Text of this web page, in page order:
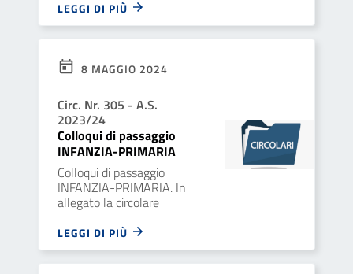
LEGGI DI PIÙ
8 MAGGIO 2024
Circ. Nr. 305 - A.S.
2023/24
Colloqui di passaggio
INFANZIA-PRIMARIA
Colloqui di passaggio
INFANZIA-PRIMARIA. In
allegato la circolare
LEGGI DI PIÙ